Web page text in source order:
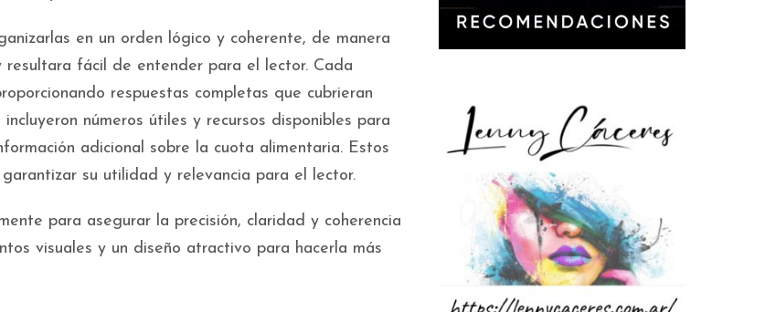
en un orden lógico y coherente, de manera
fácil de entender para el lector. Cada
respuestas completas que cubrieran
números útiles y recursos disponibles para
adicional sobre la cuota alimentaria. Estos
su utilidad y relevancia para el lector.
para asegurar la precisión, claridad y coherencia
visuales y un diseño atractivo para hacerla más